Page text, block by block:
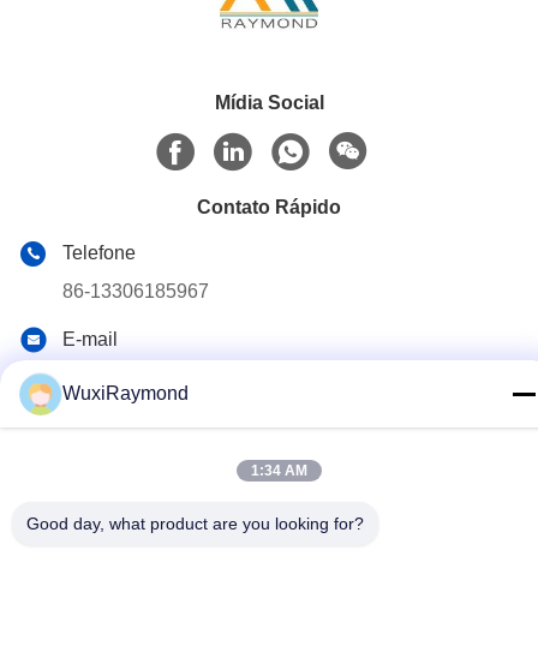
Mídia Social
Contato Rápido
Telefone
86-13306185967
E-mail
República Popular da China 214.185
WuxiRaymond
1:34 AM
Good day, what product are you looking for?